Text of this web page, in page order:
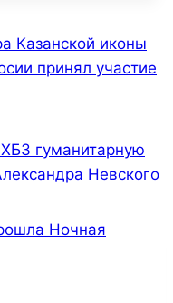
Казанской иконы
принял участие
гуманитарную
Невского